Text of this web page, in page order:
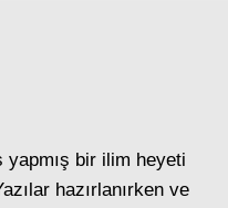
bir ilim heyeti
hazırlanırken ve